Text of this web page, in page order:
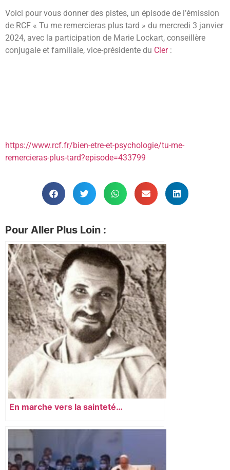
Voici pour vous donner des pistes, un épisode de l’émission
de RCF « Tu me remercieras plus tard » du mercredi 3 janvier
2024, avec la participation de Marie Lockart, conseillère
conjugale et familiale, vice-présidente du Cler:
https://www.rcf.fr/bien-etre-et-psychologie/tu-me-
remercieras-plus-tard?episode=433799
Pour Aller Plus Loin :
En marche vers la sainteté…